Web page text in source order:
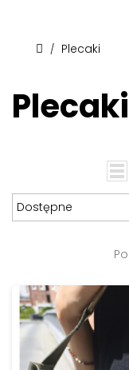
Plecaki
Plecaki
Dostępne